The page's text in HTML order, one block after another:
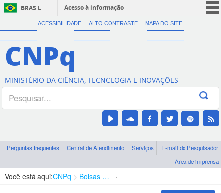
BRASIL
Acesso à informação
CORONAVÍRUS (COVID-19)
Canais
ACESSIBILIDADE ALTO CONTRASTE MAPA DO SITE
CNPq
MINISTÉRIO DA CIÊNCIA, TECNOLOGIA E INOVAÇÕES
Perguntas frequentes Central de Atendimento Serviços
E-mail do Pesquisador
Área de imprensa
Você está aqui:CNPq Bolsas e Auxílios Vigentes